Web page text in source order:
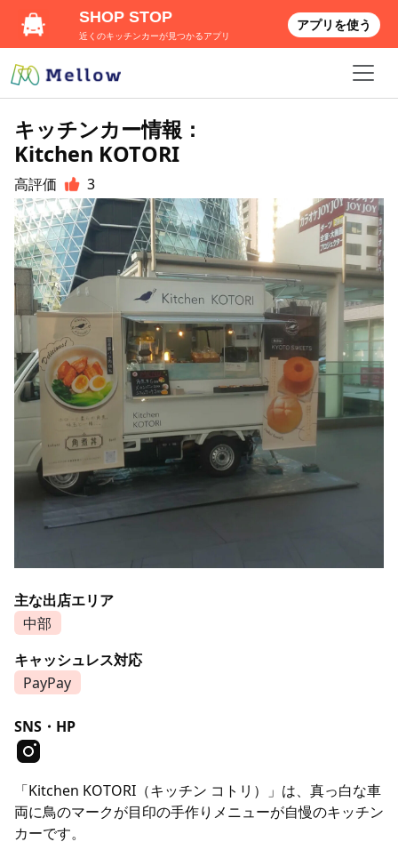
キッチンカー情報：
Kitchen KOTORI
高評価 3
主な出店エリア
中部
キャッシュレス対応
PayPay
SNS・HP
「Kitchen KOTORI（キッチン コトリ）」は、真っ白な車
両に鳥のマークが目印の手作りメニューが自慢のキッチン
カーです。
SHOP STOP
近くのキッチンカーが見つかるアプリ
アプリを使う